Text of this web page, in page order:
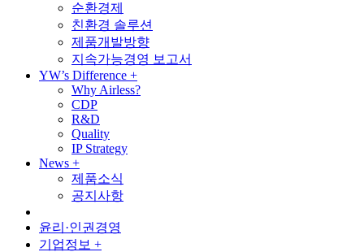
순환경제
친환경 솔루션
제품개발방향
지속가능경영 보고서
YW’s Difference +
Why Airless?
CDP
R&D
Quality
IP Strategy
News +
제품소식
공지사항
윤리·인권경영
기업정보 +